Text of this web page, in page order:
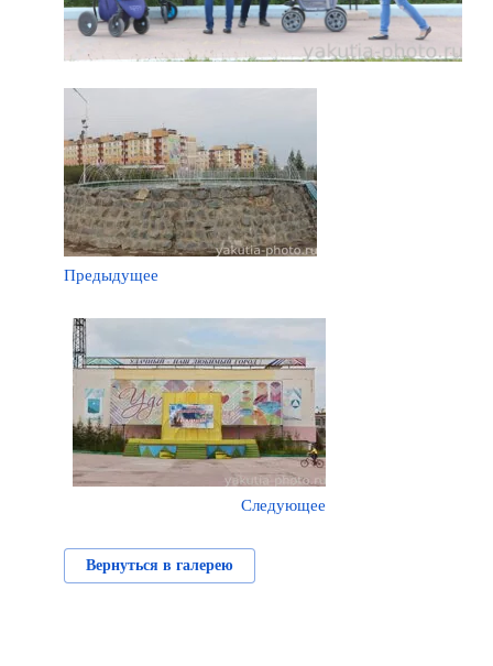
Предыдущее
Следующее
Вернуться в галерею